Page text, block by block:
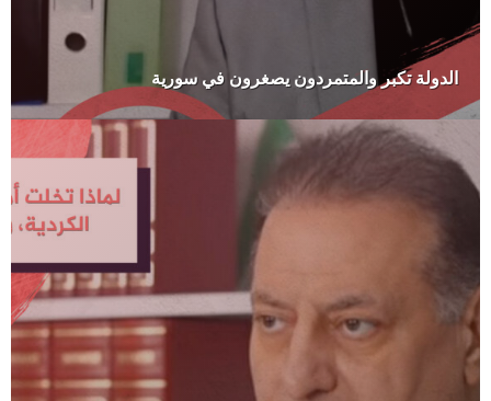
الدولة تكبر والمتمردون يصغرون في سورية